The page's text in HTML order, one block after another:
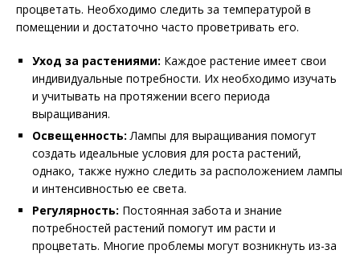
процветать. Необходимо следить за температурой в
помещении и достаточно часто проветривать его.
Уход за растениями: Каждое растение имеет свои
индивидуальные потребности. Их необходимо изучать
и учитывать на протяжении всего периода
выращивания.
Освещенность: Лампы для выращивания помогут
создать идеальные условия для роста растений,
однако, также нужно следить за расположением лампы
и интенсивностью ее света.
Регулярность: Постоянная забота и знание
потребностей растений помогут им расти и
процветать. Многие проблемы могут возникнуть из-за